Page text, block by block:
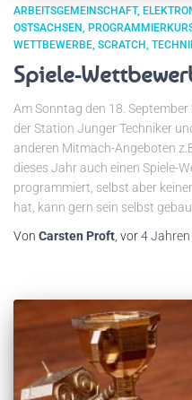
ARBEITSGEMEINSCHAFT
OSTSACHSEN
WETTBEWERBE SCRATCH
Spiele-
Am Sonntag den 18.
der Station Junger Techniker
anderen Mitmach-Angeboten
dieses Jahr auch einen Spiele-
programmiert, selbst aber
hat, kann gern sein selbst
Von Carsten Proft, vor4 Jahren